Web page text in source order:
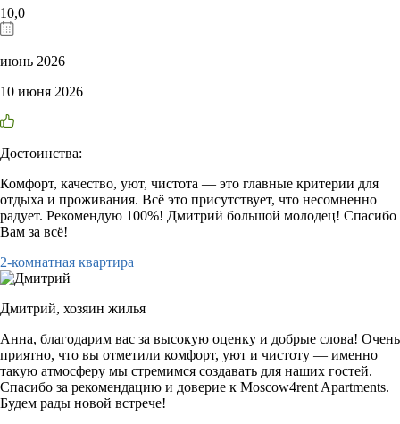
10,0
июнь 2026
10 июня 2026
Достоинства:
Комфорт, качество, уют, чистота — это главные критерии для
отдыха и проживания. Всё это присутствует, что несомненно
радует. Рекомендую 100%! Дмитрий большой молодец! Спасибо
Вам за всё!
2-комнатная квартира
Дмитрий, хозяин жилья
Анна, благодарим вас за высокую оценку и добрые слова! Очень
приятно, что вы отметили комфорт, уют и чистоту — именно
такую атмосферу мы стремимся создавать для наших гостей.
Спасибо за рекомендацию и доверие к Moscow4rent Apartments.
Будем рады новой встрече!